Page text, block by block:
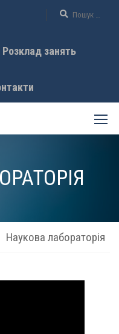
Розклад занять
Наукова лабораторія